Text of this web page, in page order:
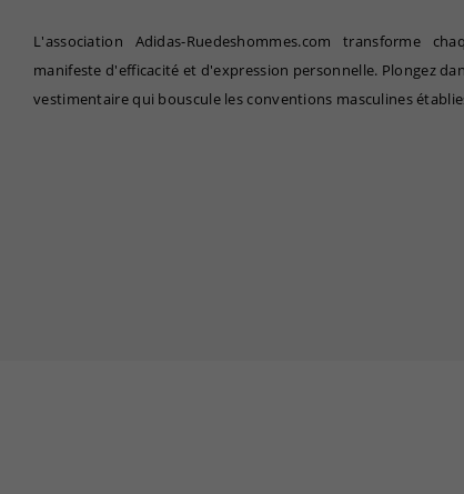
L'association Adidas-Ruedeshommes.com transforme
manifeste d'efficacité et d'expression personnelle. Plongez
vestimentaire qui bouscule les conventions masculines